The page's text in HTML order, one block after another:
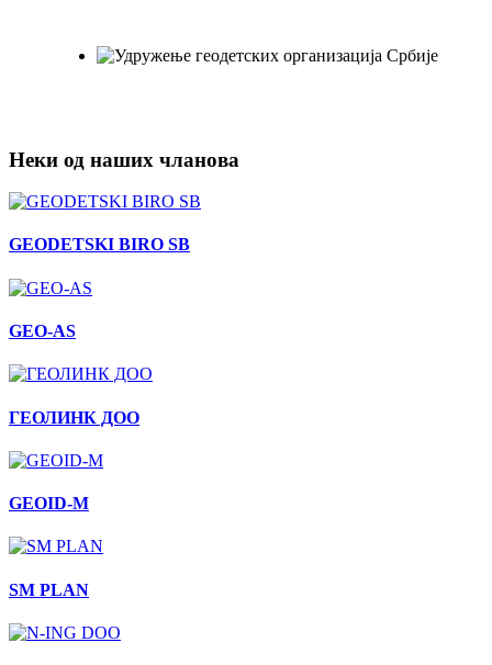
Неки од наших чланова
GEODETSKI BIRO SB
GEO-AS
ГЕОЛИНК ДОО
GEOID-M
SM PLAN